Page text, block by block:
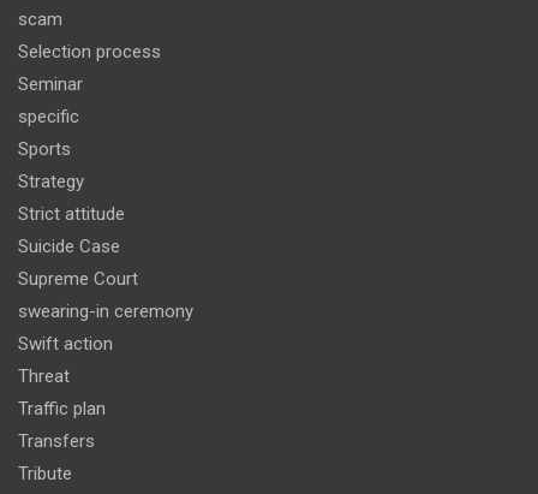
scam
Selection process
Seminar
specific
Sports
Strategy
Strict attitude
Suicide Case
Supreme Court
swearing-in ceremony
Swift action
Threat
Traffic plan
Transfers
Tribute